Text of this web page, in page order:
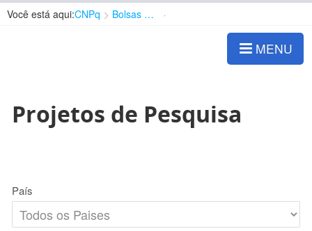
Você está aqui:CNPq Bolsas e Auxílios Vigentes
MENU
Projetos de Pesquisa
País